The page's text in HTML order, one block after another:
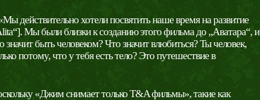
действительно хотели посвятить наше время на развитие
Мы были близки к созданию этого фильма до „Аватара“, и
быть человеком? Что значит влюбиться? Ты человек,
потому, что у тебя есть тело? Это путешествие в
«Джим снимает только T&A фильмы», такие как